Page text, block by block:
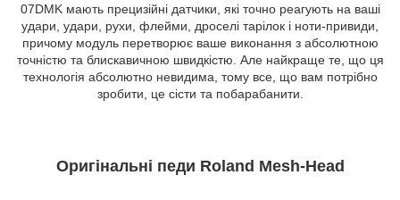
07DMK мають прецизійні датчики, які точно реагують на ваші
удари, удари, рухи, флейми, дроселі тарілок і ноти-привиди,
причому модуль перетворює ваше виконання з абсолютною
точністю та блискавичною швидкістю. Але найкраще те, що ця
технологія абсолютно невидима, тому все, що вам потрібно
зробити, це сісти та побарабанити.
Оригінальні педи Roland Mesh-Head